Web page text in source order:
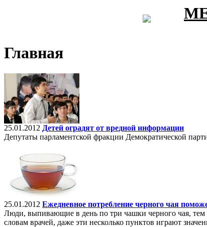
Главная
25.01.2012 Детей оградят от вредной информации
Депутаты парламентской фракции Демократической
25.01.2012 Ежедневное потребление черного чая
Люди, выпивающие в день по три чашки черного чая, тем
словам врачей, даже эти несколько пунктов играют